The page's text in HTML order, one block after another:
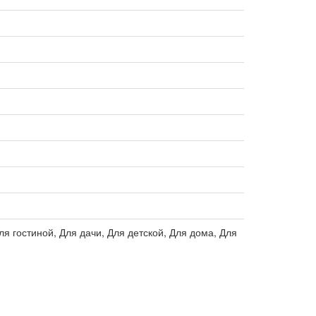
гостиной, Для дачи, Для детской, Для дома, Для